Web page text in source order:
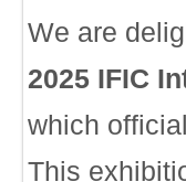
We are
2025 IFIC
which
This